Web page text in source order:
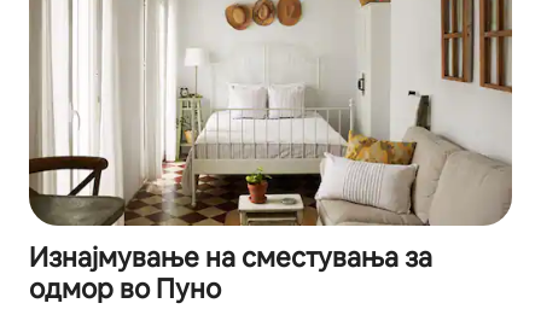
Изнајмување на сместувања за
одмор во Пуно